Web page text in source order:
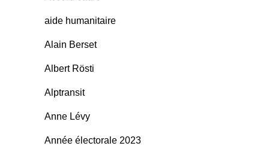
aide humanitaire
Alain Berset
Albert Rösti
Alptransit
Anne Lévy
Année électorale 2023